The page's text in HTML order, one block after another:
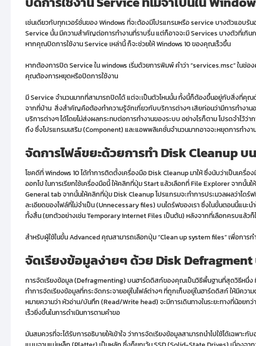
เช่นเดียวกับทุกเวอร์ชั่นของ Windows ที่จะต้องมีโปรแกรมหรือ service บางตัวแอบรั
Service นั้น มีความสำคัญต่อการทำงานที่ราบรื่น แต่ก็อาจจะมี Services บางตัวที่เกินก
หากคุณปิดการใช้งาน Service เหล่านี้ ก็จะช่วยให้ Windows 10 ของคุณเร็วขึ้น
หากต้องการปิด Service ใน windows เริ่มด้วยการพิมพ์ คำว่า “services.msc” ในช่
คุณต้องการหยุดหรือปิดการใช้งาน
มี Service จำนวนมากที่สามารถปิดได้ แต่จะเป็นตัวไหนนั้น ทั้งนี้ก็ต้องขึ้นอยู่กับสิ่งที่คุณ
จากที่บ้าน สิ่งสำคัญคือต้องทำความรู้จักเกี่ยวกับบริการต่างๆ เสียก่อนว่ามีการทำงานอ
บริการต่างๆ ได้โดยไม่ส่งผลกระทบต่อการทำงานของระบบ อย่างไรก็ตาม โปรดจำไว้
ถึง ซึ่งโปรแกรมเสริม (Component) และแอพพลิเคชั่นจำนวนมากอาจจะหยุดการทำ
จัดการไฟล์ขยะด้วยการทำDisk Cleanup บ
โชคดีที่ Windows 10 ได้ทำการติดตั้งเครื่องมือ Disk Cleanup มาให้ ซึ่งนับว่าเป็นเครื่
ออกไป ในการเรียกใช้เครื่องมือนี้ ให้คลิกที่ปุ่ม Start แล้วเลือกที่ File Explorer จากนั้น
General tab จากนั้นให้คลิกที่ปุ่ม Disk Cleanup โปรแกรมจะทำการประมวลผลว่าไดร์
ละเอียดของไฟล์ที่ไม่จำเป็น (Unnecessary files) บนไดร์ฟของเรา ซึ่งในขั้นตอนนี้แนะน
ทั้งสิ้น (ยกตัวอย่างเช่น Temporary Internet Files เป็นต้น) หลังจากที่เลือกครบแล้วก็
สำหรับผู้ใช้ในขั้น Advanced คุณสามารถเลือกปุ่ม “Clean up system files” เพื่อการ
จัดเรียงข้อมูลง่ายๆ ด้วยDisk
การจัดเรียงข้อมูล (Defragmenting) บนฮาร์ดดิสก์ของคุณเป็นวิธีพื้นฐานที่สุดวิธีหนึ่ง
ทำการจัดเรียงข้อมูลที่กระจัดกระจายอยู่ในไฟล์ต่างๆ ที่ถูกเก็บอยู่ในฮาร์ดดิสก์ ให้มีควา
หมายความว่า หัวอ่าน/บันทึก (Read/Write head) จะมีการเดินทางในระยะทางที่น้อยก
เร็วยิ่งขึ้นในการดำเนินการตามคำขอ
มันสมควรที่จะได้รับการอธิบายให้เข้าใจ ว่าการจัดเรียงข้อมูลสามารถนำไปใช้ได้เฉพ